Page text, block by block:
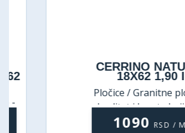
CERRINO NATURAL
18X62 1,90 II
Pločice / Granitne pločice -
kvalitet i lepota koji traju
1090 RSD / M2